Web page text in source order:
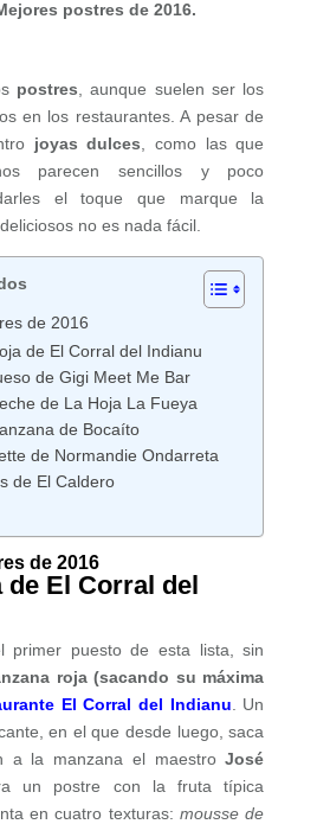
postres de 2016.
postres , aunque suelen ser los
en los restaurantes. A pesar de
joyas dulces , como las que
parecen sencillos y poco
el toque que marque la
no es nada fácil.
de 2016
de El Corral del Indianu
de Gigi Meet Me Bar
de La Hoja La Fueya
de Bocaíto
de Normandie Ondarreta
de El Caldero
de 2016
de El Corral del
primer puesto de esta lista, sin
roja (sacando su máxima
El Corral del Indianu . Un
en el que desde luego, saca
a la manzana el maestroJosé
un postre con la fruta típica
en cuatro texturas: mousse de